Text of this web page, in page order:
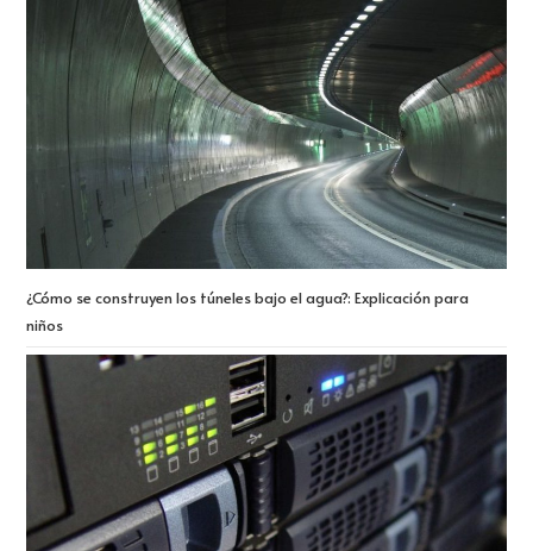
¿Cómo se construyen los túneles bajo el agua?: Explicación para
niños